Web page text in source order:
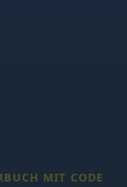
MIT CODE